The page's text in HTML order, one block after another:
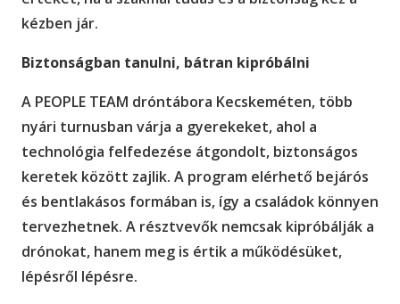
kézben jár.
Biztonságban tanulni, bátran kipróbálni
A PEOPLE TEAM dróntábora Kecskeméten, több
nyári turnusban várja a gyerekeket, ahol a
technológia felfedezése átgondolt, biztonságos
keretek között zajlik. A program elérhető bejárós
és bentlakásos formában is, így a családok könnyen
tervezhetnek. A résztvevők nemcsak kipróbálják a
drónokat, hanem meg is értik a működésüket,
lépésről lépésre.